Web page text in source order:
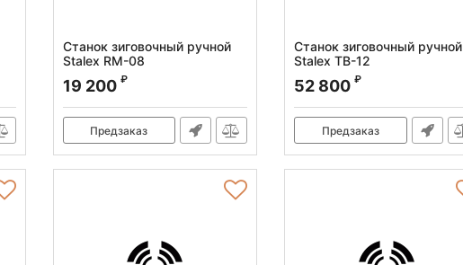
Станок зиговочный ручной
Stalex RM-08
Артикул: 373205
19 200 ₽
Предзаказ
Станок зиговочный ручной
Stalex TB-12
Артикул: 373801
52 800 ₽
Предзаказ